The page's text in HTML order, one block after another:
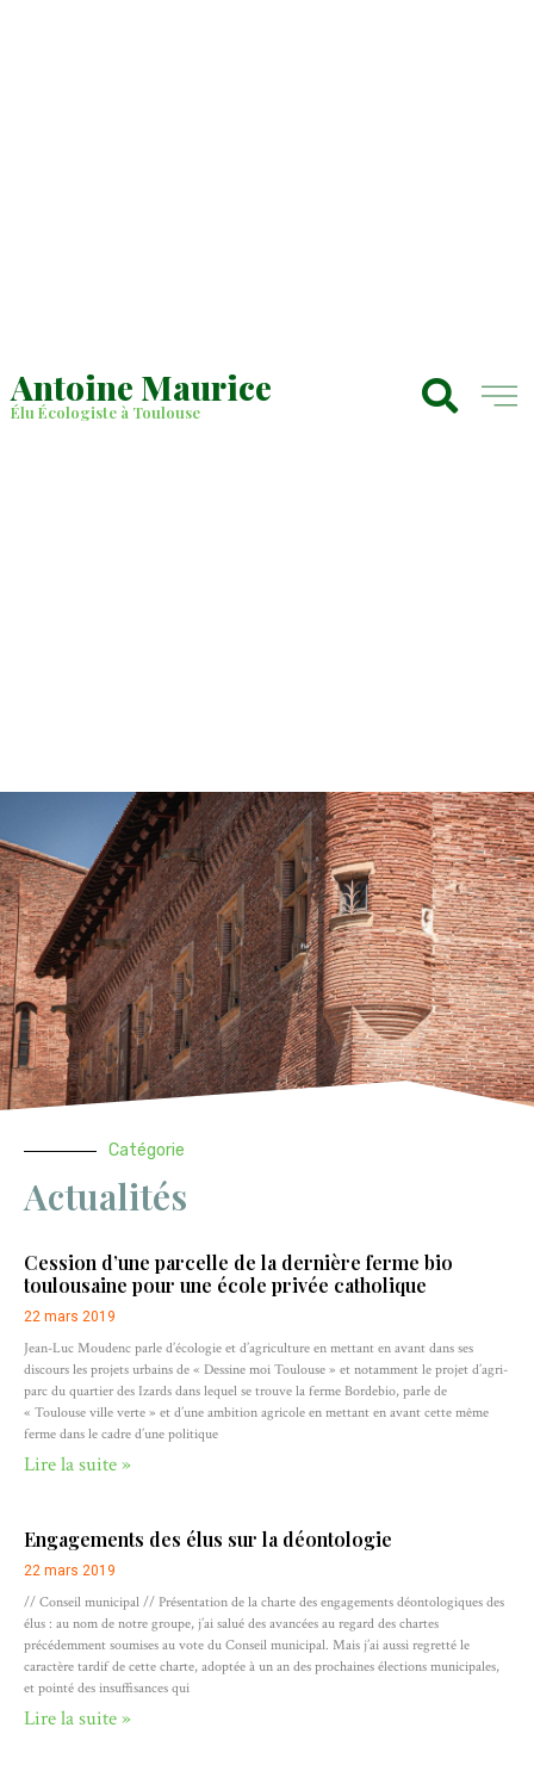
Antoine Maurice
Élu Écologiste à Toulouse
Catégorie
Actualités
Cession d’une parcelle de la dernière ferme bio
toulousaine pour une école privée catholique
22 mars 2019
Jean-Luc Moudenc parle d’écologie et d’agriculture en mettant en avant dans ses
discours les projets urbains de « Dessine moi Toulouse » et notamment le projet d’agri-
parc du quartier des Izards dans lequel se trouve la ferme Bordebio, parle de
« Toulouse ville verte » et d’une ambition agricole en mettant en avant cette même
ferme dans le cadre d’une politique
Lire la suite »
Engagements des élus sur la déontologie
22 mars 2019
// Conseil municipal // Présentation de la charte des engagements déontologiques des
élus : au nom de notre groupe, j’ai salué des avancées au regard des chartes
précédemment soumises au vote du Conseil municipal. Mais j’ai aussi regretté le
caractère tardif de cette charte, adoptée à un an des prochaines élections municipales,
et pointé des insuffisances qui
Lire la suite »